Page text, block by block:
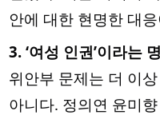
안에 대한 현명한 대
3. ‘여성 인권’이라는
위안부 문제는 더 이
아니다. 정의연 윤미